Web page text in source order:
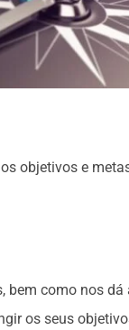
objetivos e
como nos
os seus